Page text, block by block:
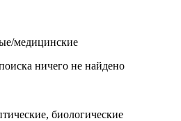
медицинские
ничего не найдено
биологические